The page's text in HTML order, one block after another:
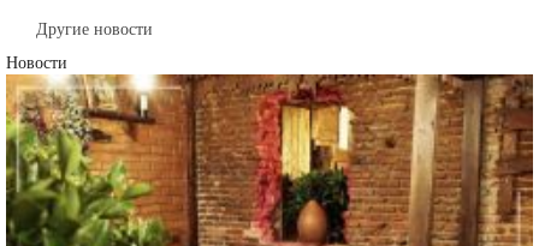
Новости